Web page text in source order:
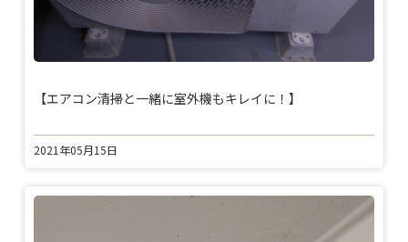
【エアコン清掃と一緒に室外機もキレイに！】
2021年05月15日